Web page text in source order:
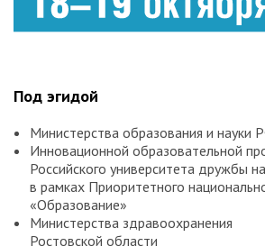
Под эгидой
Министерства образования и науки
Инновационной образовательной
Российского университета дружбы
в рамках Приоритетного
«Образование»
Министерства здравоохранения
Ростовской области